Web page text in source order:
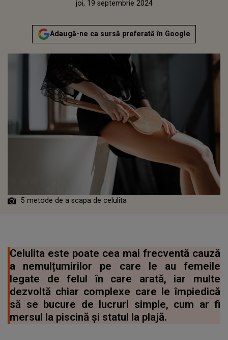
marți, 19 septembrie 2023Actualizat:
joi, 19 septembrie 2024
Adaugă-ne ca sursă preferată în Google
5 metode de a scapa de celulita
Celulita este poate cea mai frecventă cauză
a nemulțumirilor pe care le au femeile
legate de felul în care arată, iar multe
dezvoltă chiar complexe care le împiedică
să se bucure de lucruri simple, cum ar fi
mersul la piscină și statul la plajă.